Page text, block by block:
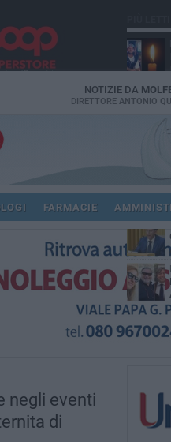
NOTIZIE DA
DIRETTORE ANTONIO
FARMACIE
negli eventi
di
fatto